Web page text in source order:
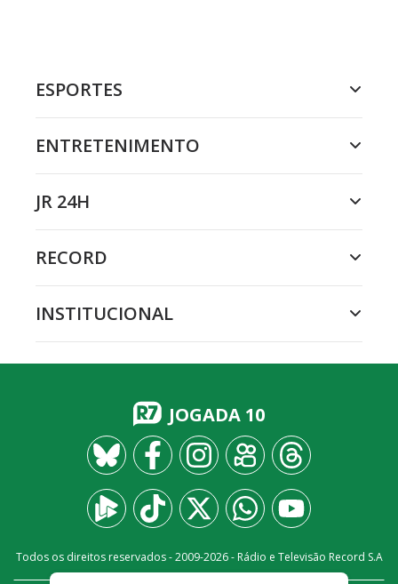
ESPORTES
ENTRETENIMENTO
JR 24H
RECORD
INSTITUCIONAL
JOGADA 10
Todos os direitos reservados - 2009-2026- Rádio e Televisão Record S.A